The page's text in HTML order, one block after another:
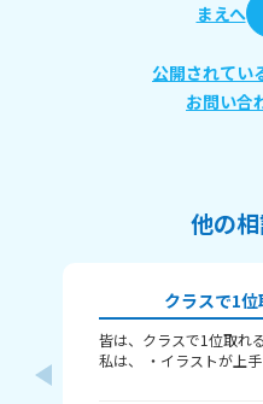
まえへ
公開されてい
お問い合
他の
クラスで1
皆は、クラスで1位取れ
私は、 ・イラストが上